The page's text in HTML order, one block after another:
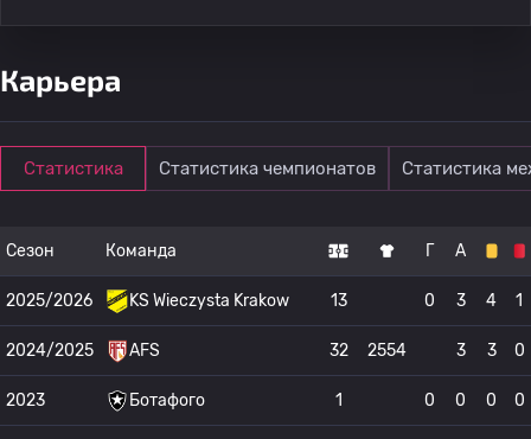
Карьера
Статистика Статистика чемпионатов Статистика
Сезон Команда Г А
2025/2026 KS Wieczysta Krakow 13 0 3 4 1
2024/2025 AFS 32 2554 3 3 0
2023 Ботафого 1 0 0 0 0